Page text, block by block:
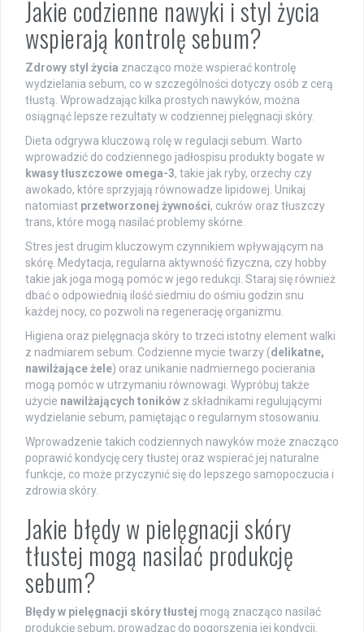
Jakie codzienne nawyki i styl życia
wspierają kontrolę sebum?
Zdrowy styl życia znacząco może wspierać kontrolę
wydzielania sebum, co w szczególności dotyczy osób z cerą
tłustą. Wprowadzając kilka prostych nawyków, można
osiągnąć lepsze rezultaty w codziennej pielęgnacji skóry.
Dieta odgrywa kluczową rolę w regulacji sebum. Warto
wprowadzić do codziennego jadłospisu produkty bogate w
kwasy tłuszczowe omega-3, takie jak ryby, orzechy czy
awokado, które sprzyjają równowadze lipidowej. Unikaj
natomiast przetworzonej żywności, cukrów oraz tłuszczy
trans, które mogą nasilać problemy skórne.
Stres jest drugim kluczowym czynnikiem wpływającym na
skórę. Medytacja, regularna aktywność fizyczna, czy hobby
takie jak joga mogą pomóc w jego redukcji. Staraj się również
dbać o odpowiednią ilość siedmiu do ośmiu godzin snu
każdej nocy, co pozwoli na regenerację organizmu.
Higiena oraz pielęgnacja skóry to trzeci istotny element walki
z nadmiarem sebum. Codzienne mycie twarzy (delikatne,
nawilżające żele) oraz unikanie nadmiernego pocierania
mogą pomóc w utrzymaniu równowagi. Wypróbuj także
użycie nawilżających toników z składnikami regulującymi
wydzielanie sebum, pamiętając o regularnym stosowaniu.
Wprowadzenie takich codziennych nawyków może znacząco
poprawić kondycję cery tłustej oraz wspierać jej naturalne
funkcje, co może przyczynić się do lepszego samopoczucia i
zdrowia skóry.
Jakie błędy w pielęgnacji skóry
tłustej mogą nasilać produkcję
sebum?
Błędy w pielęgnacji skóry tłustej mogą znacząco nasilać
produkcję sebum, prowadząc do pogorszenia jej kondycji.